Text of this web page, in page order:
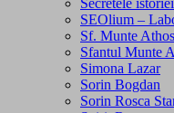
Secretele
SEOlium –
Sf. Munte
Sfantul Munte
Simona Lazar
Sorin Bogdan
Sorin Rosca